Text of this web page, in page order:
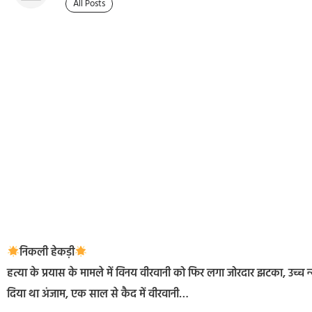
All Posts
निकली हेकड़ी
हत्या के प्रयास के मामले में विनय वीरवानी को फिर लगा जोरदार झटका,
दिया था अंजाम, एक साल से कैद में वीरवानी…